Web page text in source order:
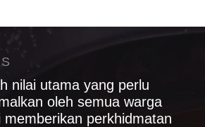
nilai utama yang perlu
oleh semua warga
memberikan perkhidmatan